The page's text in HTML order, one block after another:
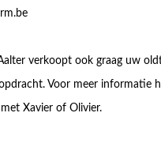
verkoopt ook graag uw
Voor meer informatie
Xavier of Olivier.